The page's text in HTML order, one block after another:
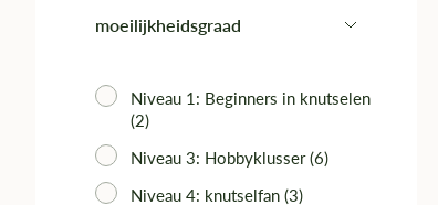
moeilijkheidsgraad
Niveau 1: Beginners in knutselen
(2)‎
Niveau 3: Hobbyklusser (6)‎
Niveau 4: knutselfan (3)‎